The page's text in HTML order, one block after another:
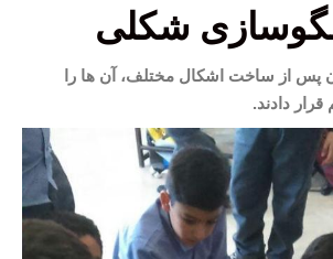
شکلی
پس از ساخت اشکال مختلف، آن ها را
دادند.